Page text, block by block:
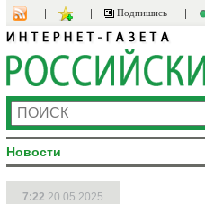
Подпишись
Новости
7:22 20.05.2025